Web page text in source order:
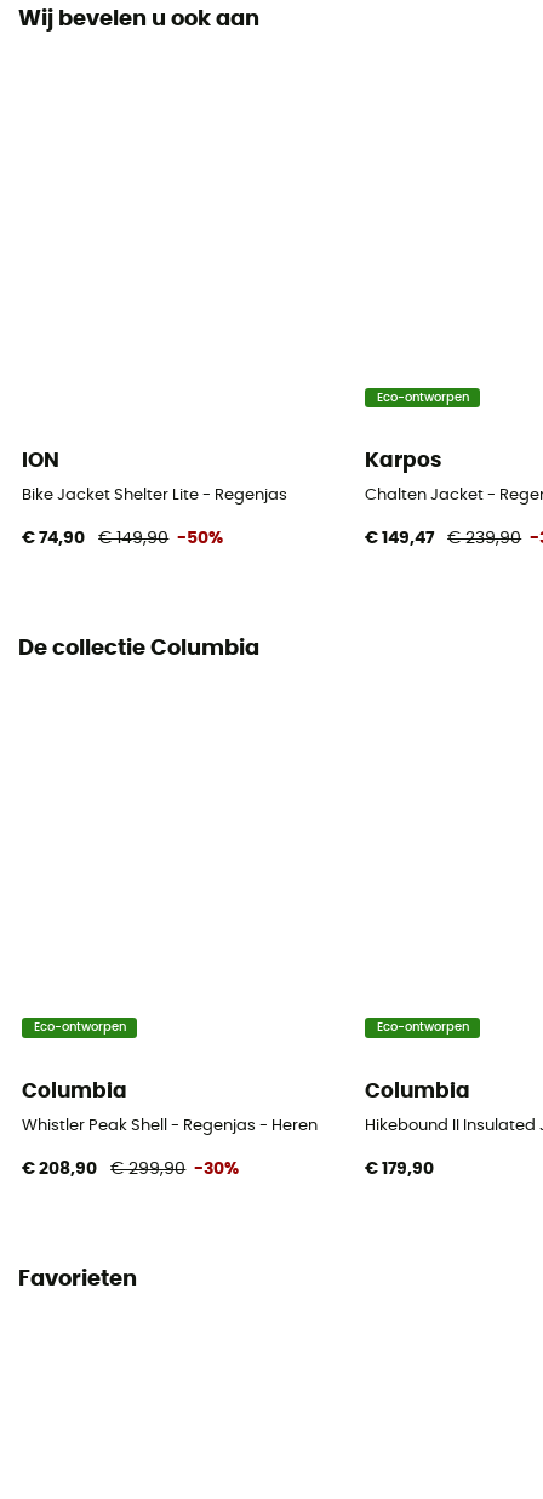
Fit
Materiaal
[main] 100% recycled polyester
Wij bevelen u ook aan
ION
Bike Jacket Shelter Lite - Regenjas
€ 74,90 € 149,90 -50%
Eco-ontworpen
Karpos
Chalten Jacket -
€ 149,47 € 239,90 -
De collectie Columbia
Eco-ontworpen
Columbia
Whistler Peak Shell - Regenjas - Heren
€ 208,90 € 299,90 -30%
Eco-ontworpen
Columbia
Hikebound II
€ 179,90
Favorieten